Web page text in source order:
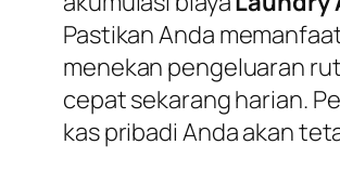
Pastikan Anda
menekan pengeluaran
cepat sekarang harian.
kas pribadi Anda akan